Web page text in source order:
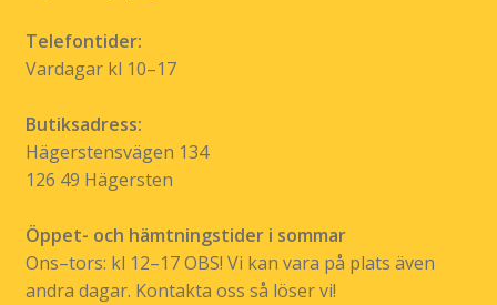
Telefontider:
Vardagar kl 10–17
Butiksadress:
Hägerstensvägen 134
126 49 Hägersten
Öppet- och hämtningstider i sommar
Ons–tors: kl 12–17 OBS! Vi kan vara på plats även
andra dagar. Kontakta oss så löser vi!